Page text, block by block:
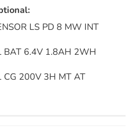
LS PD 8 MW INT
BAT 6.4V 1.8AH 2WH
CG 200V 3H MT AT